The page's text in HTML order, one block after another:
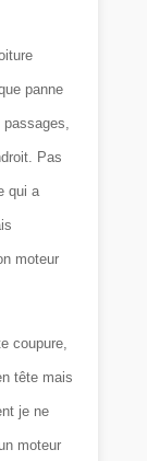
panne
Pas
qui a
moteur
coupure,
tête mais
je ne
moteur